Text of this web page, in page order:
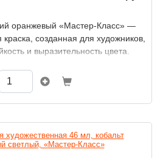
оранжевый «Мастер-Класс» —
созданная для художников,
и выразительность цвета.